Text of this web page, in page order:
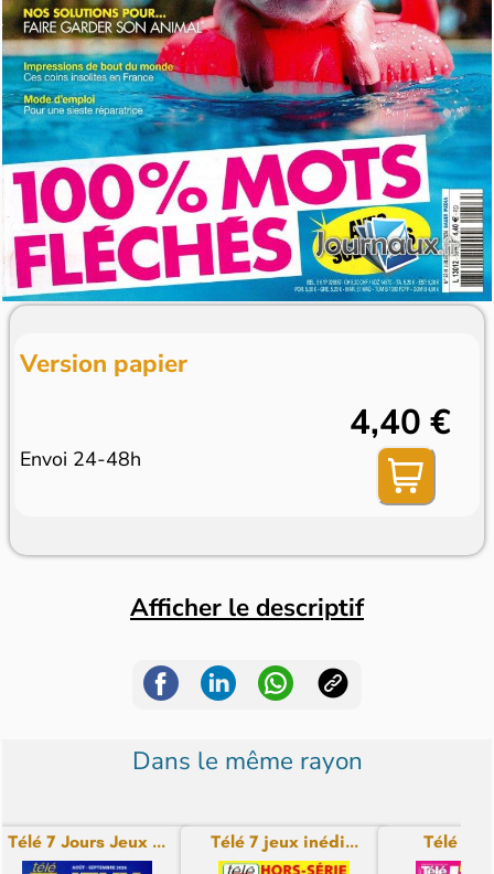
Version papier
Envoi 24-48h
4,40 €
Afficher le descriptif
Dans le même rayon
Télé 7 Jours Jeux ... Télé 7 jeux inédi... Télé